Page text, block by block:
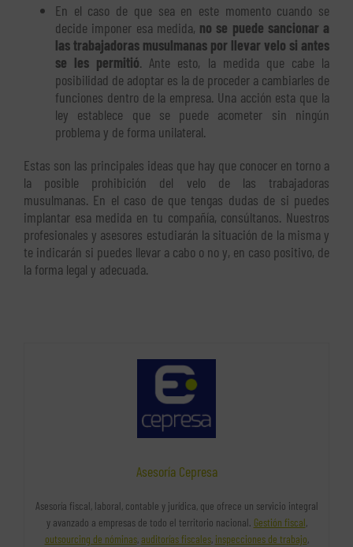
En el caso de que sea en este momento cuando se
decide imponer esa medida, no se puede sancionar a
las trabajadoras musulmanas por llevar velo si antes
se les permitió. Ante esto, la medida que cabe la
posibilidad de adoptar es la de proceder a cambiarles de
funciones dentro de la empresa. Una acción esta que la
ley establece que se puede acometer sin ningún
problema y de forma unilateral.
Estas son las principales ideas que hay que conocer en torno a
la posible prohibición del velo de las trabajadoras
musulmanas. En el caso de que tengas dudas de si puedes
implantar esa medida en tu compañía, consúltanos. Nuestros
profesionales y asesores estudiarán la situación de la misma y
te indicarán si puedes llevar a cabo o no y, en caso positivo, de
la forma legal y adecuada.
Asesoría Cepresa
Asesoría fiscal, laboral, contable y jurídica, que ofrece un servicio integral
y avanzado a empresas de todo el territorio nacional. Gestión fiscal,
outsourcing de nóminas,auditorías fiscales, inspecciones de trabajo,